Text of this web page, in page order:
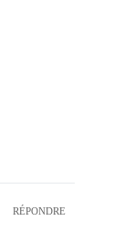
RÉPONDRE